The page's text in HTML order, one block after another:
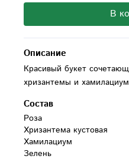
В
Описание
Красивый букет
хризантемы и хамилациум
Состав
Роза
Хризантема кустовая
Хамилациум
Зелень